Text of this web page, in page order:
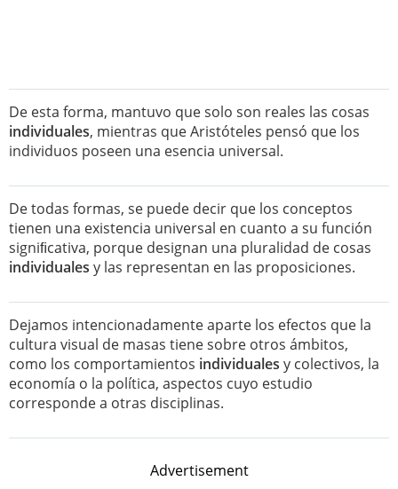
De esta forma, mantuvo que solo son reales las cosas
individuales, mientras que Aristóteles pensó que los
individuos poseen una esencia universal.
De todas formas, se puede decir que los conceptos
tienen una existencia universal en cuanto a su función
signiﬁcativa, porque designan una pluralidad de cosas
individuales y las representan en las proposiciones.
Dejamos intencionadamente aparte los efectos que la
cultura visual de masas tiene sobre otros ámbitos,
como los comportamientos individuales y colectivos, la
economía o la política, aspectos cuyo estudio
corresponde a otras disciplinas.
Advertisement